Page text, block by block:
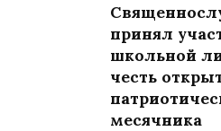
принял
школьной
честь
месячника